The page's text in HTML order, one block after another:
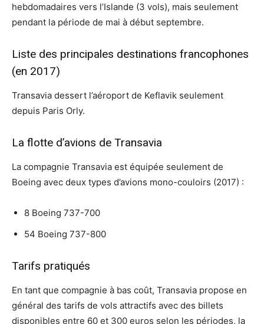
hebdomadaires vers l’Islande (3 vols), mais seulement
pendant la période de mai à début septembre.
Liste des principales destinations francophones
(en 2017)
Transavia dessert l’aéroport de Keflavik seulement
depuis Paris Orly.
La flotte d’avions de Transavia
La compagnie Transavia est équipée seulement de
Boeing avec deux types d’avions mono-couloirs (2017) :
8 Boeing 737-700
54 Boeing 737-800
Tarifs pratiqués
En tant que compagnie à bas coût, Transavia propose en
général des tarifs de vols attractifs avec des billets
disponibles entre 60 et 300 euros selon les périodes, la